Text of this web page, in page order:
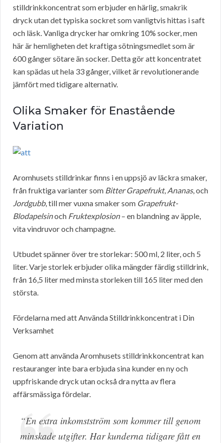
stilldrinkkoncentrat som erbjuder en härlig, smakrik
dryck utan det typiska sockret som vanligtvis hittas i saft
och läsk. Vanliga drycker har omkring 10% socker, men
här är hemligheten det kraftiga sötningsmedlet som är
600 gånger sötare än socker. Detta gör att koncentratet
kan spädas ut hela 33 gånger, vilket är revolutionerande
jämfört med tidigare alternativ.
Olika Smaker för Enastående
Variation
Aromhusets stilldrinkar finns i en uppsjö av läckra smaker,
från fruktiga varianter som Bitter Grapefrukt, Ananas, och
Jordgubb, till mer vuxna smaker som Grapefrukt-
Blodapelsinoch Fruktexplosion– en blandning av äpple,
vita vindruvor och champagne.
Utbudet spänner över tre storlekar: 500 ml, 2 liter, och 5
liter. Varje storlek erbjuder olika mängder färdig stilldrink,
från 16,5 liter med minsta storleken till 165 liter med den
största.
Fördelarna med att Använda Stilldrinkkoncentrat i Din
Verksamhet
Genom att använda Aromhusets stilldrinkkoncentrat kan
restauranger inte bara erbjuda sina kunder en ny och
uppfriskande dryck utan också dra nytta av flera
affärsmässiga fördelar.
“En extra inkomstström som kommer till genom
minskade utgifter. Har kunderna tidigare fått en